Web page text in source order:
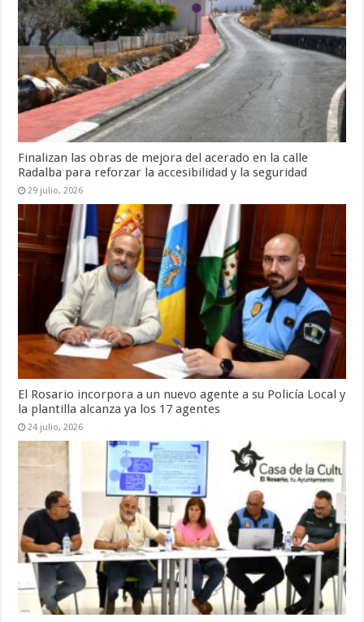
Finalizan las obras de mejora del acerado en la calle
Radalba para reforzar la accesibilidad y la seguridad
29 julio, 2026
El Rosario incorpora a un nuevo agente a su Policía Local y
la plantilla alcanza ya los 17 agentes
24 julio, 2026